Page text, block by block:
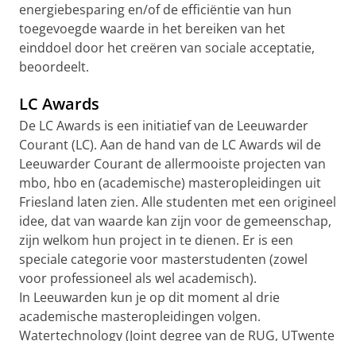
energiebesparing en/of de efficiëntie van hun
toegevoegde waarde in het bereiken van het
einddoel door het creëren van sociale acceptatie,
beoordeelt.
LC Awards
De LC Awards is een initiatief van de Leeuwarder
Courant (LC). Aan de hand van de LC Awards wil de
Leeuwarder Courant de allermooiste projecten van
mbo, hbo en (academische) masteropleidingen uit
Friesland laten zien. Alle studenten met een origineel
idee, dat van waarde kan zijn voor de gemeenschap,
zijn welkom hun project in te dienen. Er is een
speciale categorie voor masterstudenten (zowel
voor professioneel als wel academisch).
In Leeuwarden kun je op dit moment al drie
academische masteropleidingen volgen.
Watertechnology (Joint degree van de RUG, UTwente